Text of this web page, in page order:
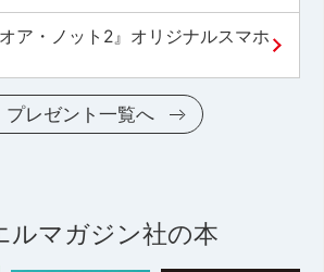
ア・ノット2』オリジナルスマホ
プレゼント一覧へ
ルマガジン社の本